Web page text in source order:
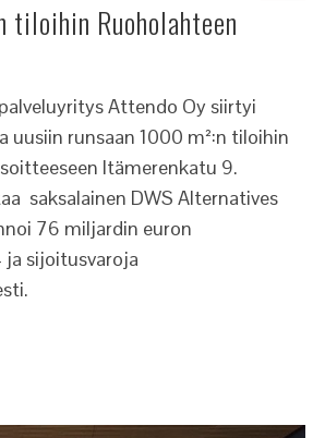
tiloihin Ruoholahteen
Attendo Oy siirtyi
uusiin runsaan 1000 m²:n tiloihin
Itämerenkatu 9.
saksalainen DWS Alternatives
76 miljardin euron
sijoitusvaroja